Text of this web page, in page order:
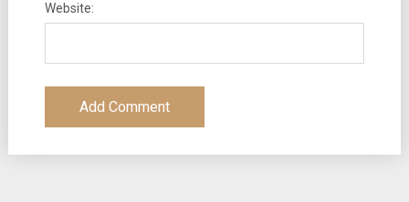
Website: